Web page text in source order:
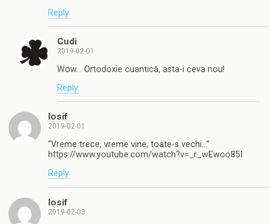
Reply
Cudi
2019-02-01
Wow… Ortodoxie cuantică, asta-i ceva nou!
Reply
Iosif
2019-02-01
“Vreme trece, vreme vine, toate-s vechi…”
https://www.youtube.com/watch?v=_r_wEwoo85I
Reply
Iosif
2019-02-03